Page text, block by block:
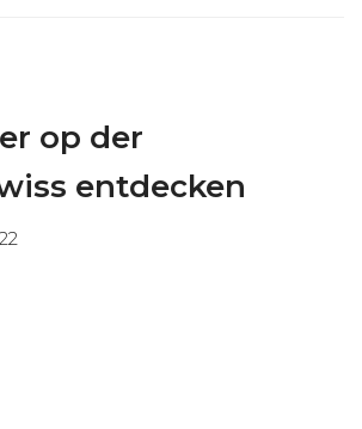
op der
entdecken